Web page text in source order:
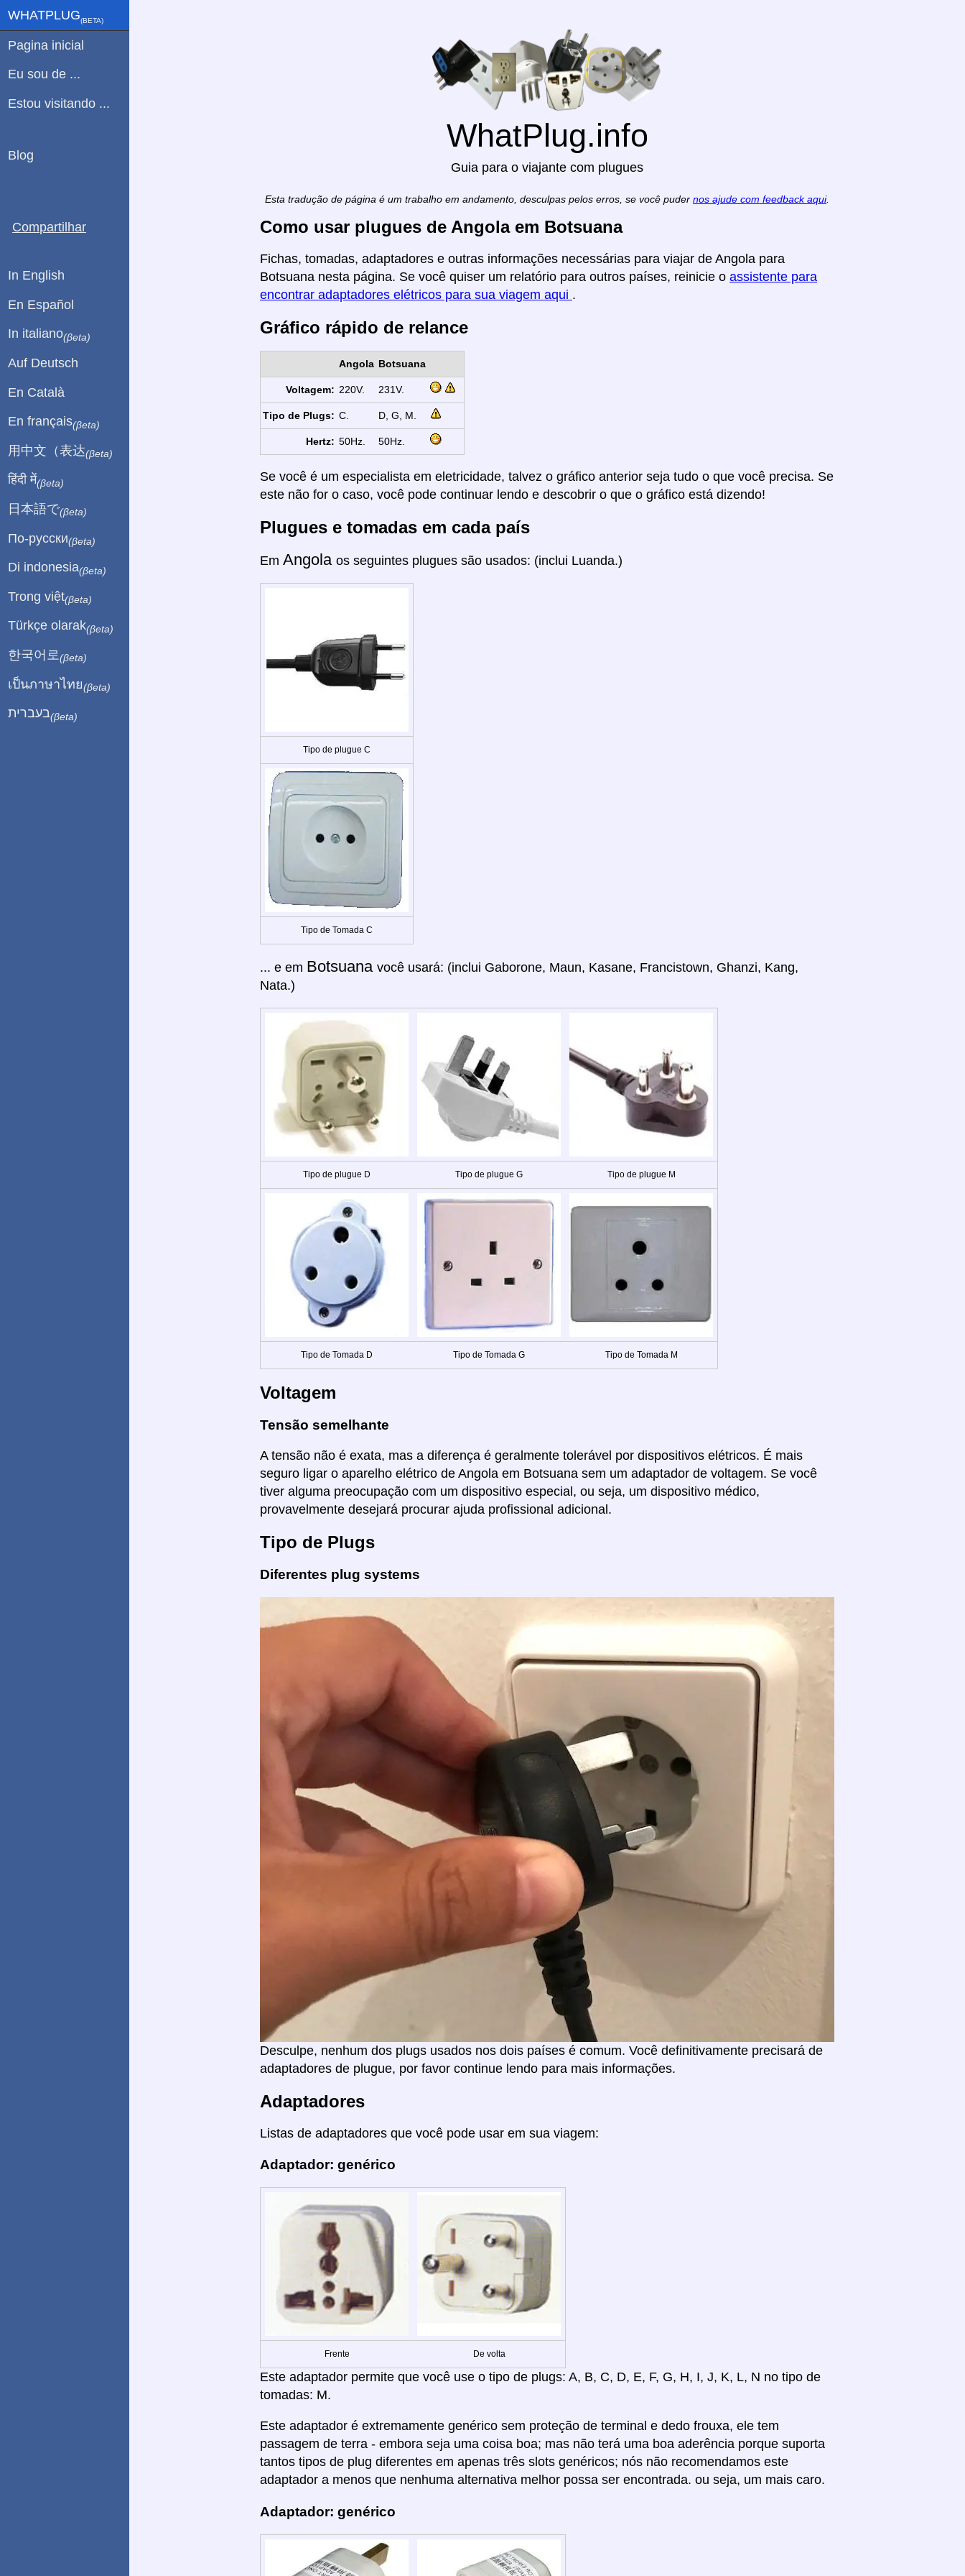
WhatPlug.info
Guia para o viajante com plugues
Esta tradução de página é um trabalho em andamento, desculpas pelos erros, se você puder nos ajude com feedback aqui.
Como usar plugues de Angola em Botsuana
Fichas, tomadas, adaptadores e outras informações necessárias para viajar de Angola para
Botsuana nesta página. Se você quiser um relatório para outros países, reinicie o assistente para
encontrar adaptadores elétricos para sua viagem aqui .
Gráfico rápido de relance
Angola Botsuana
Voltagem: 220V. 231V.
Tipo de Plugs: C. D, G, M.
Hertz: 50Hz. 50Hz.
Se você é um especialista em eletricidade, talvez o gráfico anterior seja tudo o que você precisa. Se
este não for o caso, você pode continuar lendo e descobrir o que o gráfico está dizendo!
Plugues e tomadas em cada país
Em Angola os seguintes plugues são usados: (inclui Luanda.)
Tipo de plugue C
Tipo de Tomada C
... e em Botsuana você usará: (inclui Gaborone, Maun, Kasane, Francistown, Ghanzi, Kang,
Nata.)
Tipo de plugue D Tipo de plugue G Tipo de plugue M
Tipo de Tomada D Tipo de Tomada G Tipo de Tomada M
Voltagem
Tensão semelhante
A tensão não é exata, mas a diferença é geralmente tolerável por dispositivos elétricos. É mais
seguro ligar o aparelho elétrico de Angola em Botsuana sem um adaptador de voltagem. Se você
tiver alguma preocupação com um dispositivo especial, ou seja, um dispositivo médico,
provavelmente desejará procurar ajuda profissional adicional.
Tipo de Plugs
Diferentes plug systems
Desculpe, nenhum dos plugs usados nos dois países é comum. Você definitivamente precisará de
adaptadores de plugue, por favor continue lendo para mais informações.
Adaptadores
Listas de adaptadores que você pode usar em sua viagem:
Adaptador: genérico
Frente De volta
Este adaptador permite que você use o tipo de plugs: A, B, C, D, E, F, G, H, I, J, K, L, N no tipo de
tomadas: M.
Este adaptador é extremamente genérico sem proteção de terminal e dedo frouxa, ele tem
passagem de terra - embora seja uma coisa boa; mas não terá uma boa aderência porque suporta
tantos tipos de plug diferentes em apenas três slots genéricos; nós não recomendamos este
adaptador a menos que nenhuma alternativa melhor possa ser encontrada. ou seja, um mais caro.
Adaptador: genérico
WHATPLUG(ΒETA)
Pagina inicial
Eu sou de ...
Estou visitando ...
Blog
Compartilhar
In English
En Español
In italiano(βeta)
Auf Deutsch
En Català
En français(βeta)
用中文（表达(βeta)
हिंदी में(βeta)
日本語で(βeta)
По-русски(βeta)
Di indonesia(βeta)
Trong việt(βeta)
Türkçe olarak(βeta)
한국어로 (βeta)
เป็นภาษาไทย(βeta)
בעברית(βeta)